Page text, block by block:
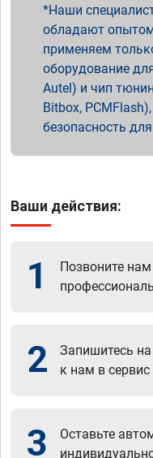
Наши
обладают
применяем
оборудование
Autel) и чип
Bitbox,
безопасность
Ваши действия:
1 Позвоните нам
2
Запишитесь
к нам в
3
Оставьте